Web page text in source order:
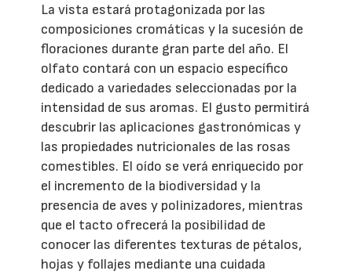
La vista estará protagonizada por las
composiciones cromáticas y la sucesión de
floraciones durante gran parte del año. El
olfato contará con un espacio específico
dedicado a variedades seleccionadas por la
intensidad de sus aromas. El gusto permitirá
descubrir las aplicaciones gastronómicas y
las propiedades nutricionales de las rosas
comestibles. El oído se verá enriquecido por
el incremento de la biodiversidad y la
presencia de aves y polinizadores, mientras
que el tacto ofrecerá la posibilidad de
conocer las diferentes texturas de pétalos,
hojas y follajes mediante una cuidada